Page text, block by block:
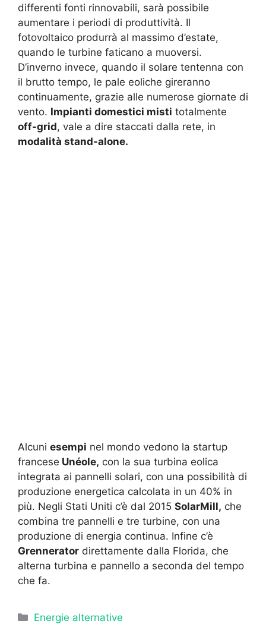
differenti fonti rinnovabili, sarà possibile
aumentare i periodi di produttività. Il
fotovoltaico produrrà al massimo d’estate,
quando le turbine faticano a muoversi.
D’inverno invece, quando il solare tentenna con
il brutto tempo, le pale eoliche gireranno
continuamente, grazie alle numerose giornate di
vento. Impianti domestici misti totalmente
off-grid, vale a dire staccati dalla rete, in
modalità stand-alone.
Alcuni esempi nel mondo vedono la startup
francese Unéole, con la sua turbina eolica
integrata ai pannelli solari, con una possibilità di
produzione energetica calcolata in un 40% in
più. Negli Stati Uniti c’è dal 2015 SolarMill, che
combina tre pannelli e tre turbine, con una
produzione di energia continua. Infine c’è
Grennerator direttamente dalla Florida, che
alterna turbina e pannello a seconda del tempo
che fa.
Categorie
Energie alternative